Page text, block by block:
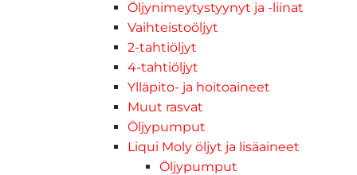
Öljynimeytystyynyt ja -liinat
Vaihteistoöljyt
2-tahtiöljyt
4-tahtiöljyt
Ylläpito- ja hoitoaineet
Muut rasvat
Öljypumput
Liqui Moly öljyt ja lisäaineet
Öljypumput